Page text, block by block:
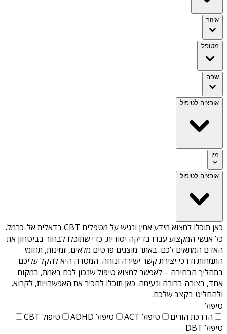
איזור
מטופל
שפה
אופציה לטיפול
מין
אופציה לטיפול
כאן תוכלו למצוא מידע אמין ונגיש על מטפלים CBT בדאלית אל-כרמל
.
כל אנשי המקצוע עברו בדיקה יסודית, כדי שתוכלו לבחור בביטחון את
האדם המתאים לכם. באתר מוצגים פרטים מלאים, זמינות, תחומי
התמחות ודרכי יצירת קשר ישירה ונוחה. המטרה היא להקל עליכם
בתהליך הבחירה – לאפשר למצוא טיפול שנכון לכם באמת, במקום
אחד, בצורה ברורה ונעימה. כאן תוכלו להכיר את האפשרויות, לקרוא,
ולהחליט בקצב שלכם.
טיפול
הדרכת הורים
טיפול ACT טיפול ADHD
טיפול CBT
טיפול DBT